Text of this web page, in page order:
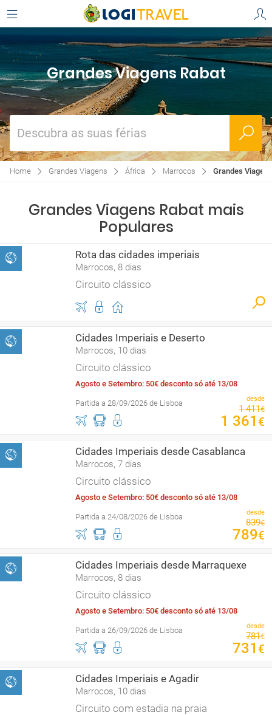
Grandes Viagens Rabat
Descubra as suas férias
Home Grandes Viagens África Marrocos Grandes
Grandes Viagens Rabat mais
Populares
Rota das cidades imperiais
Marrocos, 8 dias
Circuito clássico
Cidades Imperiais e Deserto
Marrocos, 10 dias
Circuito clássico
Agosto e Setembro: 50€ desconto só até 13/08
Partida a 28/09/2026 de Lisboa desde
1 411€
1 361 €
Cidades Imperiais desde Casablanca
Marrocos, 7 dias
Circuito clássico
Agosto e Setembro: 50€ desconto só até 13/08
Partida a 24/08/2026 de Lisboa desde
839€
789€
Cidades Imperiais desde Marraquexe
Marrocos, 8 dias
Circuito clássico
Agosto e Setembro: 50€ desconto só até 13/08
Partida a 26/09/2026 de Lisboa desde
781€
731 €
Cidades Imperiais e Agadir
Marrocos, 10 dias
Circuito com estadia na praia